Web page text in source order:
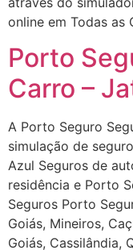
online em Todas as
Porto
Carro –
A Porto Seguro
simulação de
Azul Seguros de
residência e Porto
Seguros Porto
Goiás, Mineiros,
Goiás, Cassilândia,